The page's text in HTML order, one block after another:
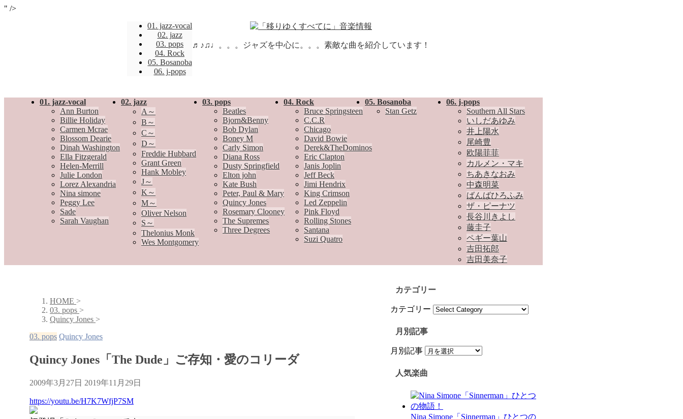
" />
01. jazz-vocal
02. jazz
03. pops
04. Rock
05. Bosanoba
06. j-pops
♬♪♫♩。。。ジャズを中心に。。。素敵な曲を紹介しています！
01. jazz-vocal
Ann Burton
Billie Holiday
Carmen Mcrae
Blossom Dearie
Dinah Washington
Ella Fitzgerald
Helen-Merrill
Julie London
Lorez Alexandria
Nina simone
Peggy Lee
Sade
Sarah Vaughan
02. jazz
A～
B～
C～
D～
Freddie Hubbard
Grant Green
Hank Mobley
J～
K～
M～
Oliver Nelson
S～
Thelonius Monk
Wes Montgomery
03. pops
Beatles
Bjorn&Benny
Bob Dylan
Boney M
Carly Simon
Diana Ross
Dusty Springfield
Elton john
Kate Bush
Peter, Paul & Mary
Quincy Jones
Rosemary Clooney
The Supremes
Three Degrees
04. Rock
Bruce Springsteen
C.C.R
Chicago
David Bowie
Derek&TheDominos
Eric Clapton
Janis Joplin
Jeff Beck
Jimi Hendrix
King Crimson
Led Zeppelin
Pink Floyd
Rolling Stones
Santana
Suzi Quatro
05. Bosanoba
Stan Getz
06. j-pops
Southern All Stars
いしだあゆみ
井上陽水
尾崎豊
欧陽菲菲
カルメン・マキ
ちあきなおみ
中森明菜
ばんばひろふみ
ザ・ピーナツ
長谷川きよし
藤圭子
ペギー葉山
吉田拓郎
吉田美奈子
HOME >
03. pops >
Quincy Jones >
03. pops Quincy Jones
Quincy Jones「The Dude」ご存知・愛のコリーダ
2009年3月27日 2019年11月29日
https://youtu.be/H7K7WfjP7SM
カテゴリー
カテゴリー
月別記事
月別記事
人気楽曲
Nina Simone「Sinnerman」ひとつの